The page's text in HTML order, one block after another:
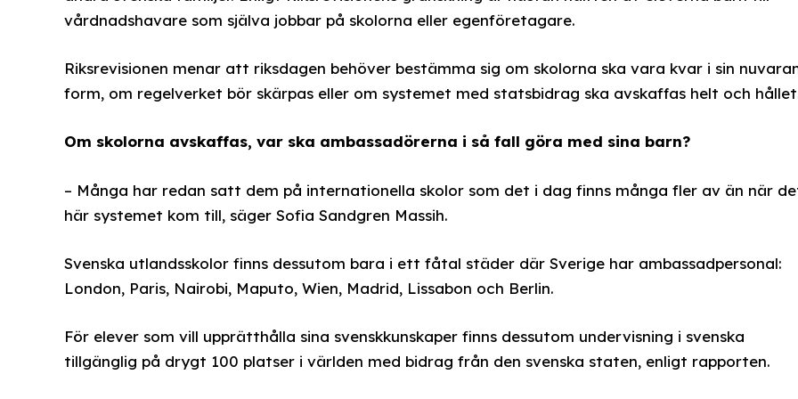
vårdnadshavare som själva jobbar på skolorna eller egenföretagare.
Riksrevisionen menar att riksdagen behöver bestämma sig om skolorna ska vara kvar i sin
form, om regelverket bör skärpas eller om systemet med statsbidrag ska avskaffas helt och
Om skolorna avskaffas, var ska ambassadörerna i så fall göra med sina barn?
– Många har redan satt dem på internationella skolor som det i dag finns många fler av än när
här systemet kom till, säger Sofia Sandgren Massih.
Svenska utlandsskolor finns dessutom bara i ett fåtal städer där Sverige har ambassadpersonal:
London, Paris, Nairobi, Maputo, Wien, Madrid, Lissabon och Berlin.
För elever som vill upprätthålla sina svenskkunskaper finns dessutom undervisning i svenska
tillgänglig på drygt 100 platser i världen med bidrag från den svenska staten, enligt rapporten.